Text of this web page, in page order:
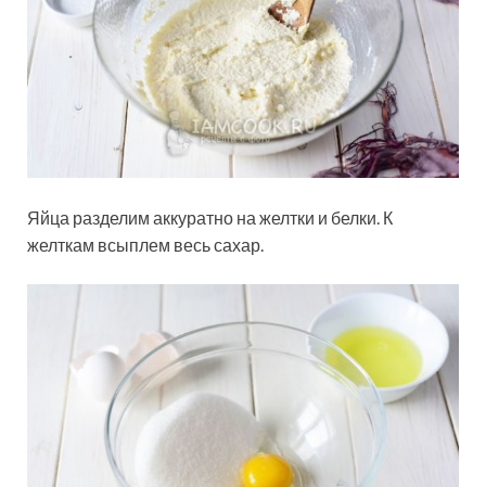
Яйца разделим аккуратно на желтки и белки. К
желткам всыплем весь сахар.